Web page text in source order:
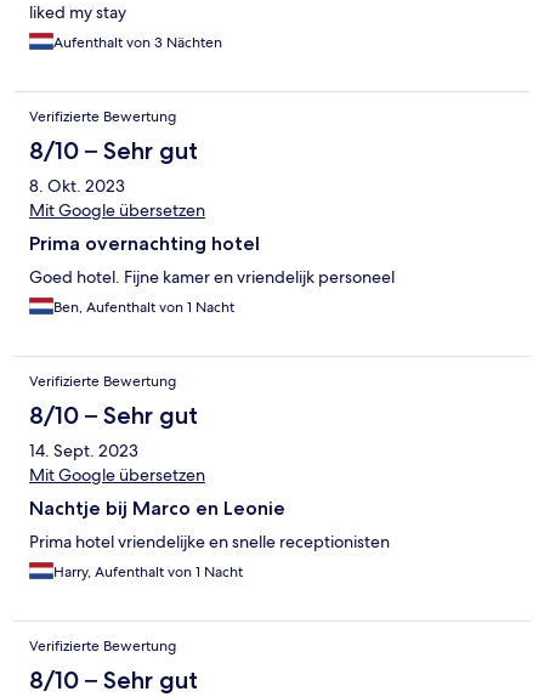
liked my stay
Aufenthalt von 3 Nächten
Verifizierte Bewertung
8/10 – Sehr gut
8. Okt. 2023
Mit Google übersetzen
Prima overnachting hotel
Goed hotel. Fijne kamer en vriendelijk personeel
Ben, Aufenthalt von 1 Nacht
Verifizierte Bewertung
8/10 – Sehr gut
14. Sept. 2023
Mit Google übersetzen
Nachtje bij Marco en Leonie
Prima hotel vriendelijke en snelle receptionisten
Harry, Aufenthalt von 1 Nacht
Verifizierte Bewertung
8/10 – Sehr gut